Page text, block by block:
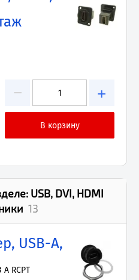
− +
USB, DVI, HDMI
13
USB-A,
A RCPT